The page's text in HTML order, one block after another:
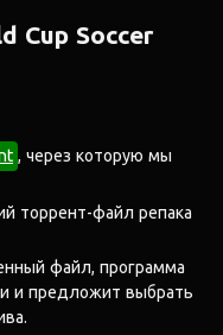
Cup Soccer
, через которую мы
торрент-файл репака
файл, программа
и предложит выбрать